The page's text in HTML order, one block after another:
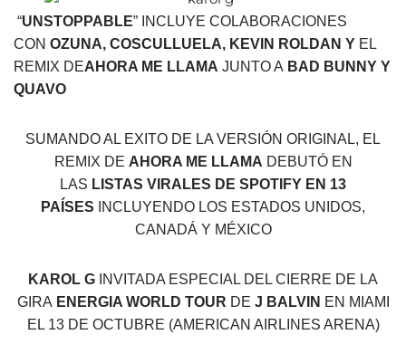
“UNSTOPPABLE” INCLUYE COLABORACIONES
CON OZUNA, COSCULLUELA, KEVIN ROLDAN Y EL
REMIX DEAHORA ME LLAMA JUNTO A BAD BUNNY Y
QUAVO
SUMANDO AL EXITO DE LA VERSIÓN ORIGINAL, EL
REMIX DE AHORA ME LLAMA DEBUTÓ EN
LAS LISTAS VIRALES DE SPOTIFY EN 13
PAÍSES INCLUYENDO LOS ESTADOS UNIDOS,
CANADÁ Y MÉXICO
KAROL G INVITADA ESPECIAL DEL CIERRE DE LA
GIRA ENERGIA WORLD TOUR DE J BALVIN EN MIAMI
EL 13 DE OCTUBRE (AMERICAN AIRLINES ARENA)